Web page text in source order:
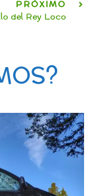
PRÓXIMO
del Rey Loco